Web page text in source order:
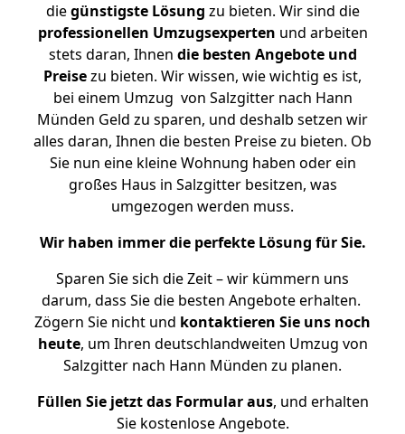
diegünstigste Lösung zu bieten. Wir sind die
professionellen Umzugsexperten und arbeiten
stets daran, Ihnen die besten Angebote und
Preisezu bieten. Wir wissen, wie wichtig es ist,
bei einem Umzug von Salzgitter nach Hann
Münden Geld zu sparen, und deshalb setzen wir
alles daran, Ihnen die besten Preise zu bieten. Ob
Sie nun eine kleine Wohnung haben oder ein
großes Haus in Salzgitter besitzen, was
umgezogen werden muss.
Wir haben immer die perfekte Lösung für Sie.
Sparen Sie sich die Zeit – wir kümmern uns
darum, dass Sie die besten Angebote erhalten.
Zögern Sie nicht und kontaktieren Sie uns noch
heute, um Ihren deutschlandweiten Umzug von
Salzgitter nach Hann Münden zu planen.
Füllen Sie jetzt das Formular aus, und erhalten
Sie kostenlose Angebote.